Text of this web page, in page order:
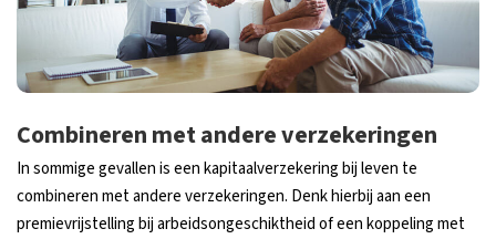
Combineren met andere verzekeringen
In sommige gevallen is een kapitaalverzekering bij leven te
combineren met andere verzekeringen. Denk hierbij aan een
premievrijstelling bij arbeidsongeschiktheid of een koppeling met